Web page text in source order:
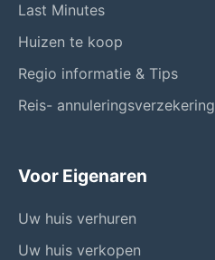
Last Minutes
Huizen te koop
Regio informatie & Tips
Reis- annuleringsverzekering
Voor Eigenaren
Uw huis verhuren
Uw huis verkopen